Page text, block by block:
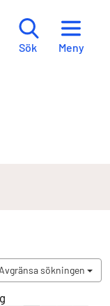
Sök Meny
Avgränsa sökningen